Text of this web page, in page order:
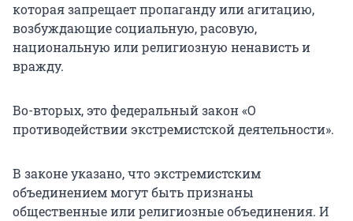
которая запрещает пропаганду или агитацию,
возбуждающие социальную, расовую,
национальную или религиозную ненависть и
вражду.
Во-вторых, это федеральный закон «О
противодействии экстремистской деятельности».
В законе указано, что экстремистским
объединением могут быть признаны
общественные или религиозные объединения. И